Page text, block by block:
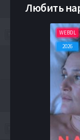
Любить
WEBDL
2026